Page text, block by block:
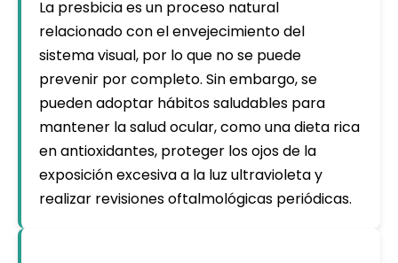
La presbicia es un proceso natural
relacionado con el envejecimiento del
sistema visual, por lo que no se puede
prevenir por completo. Sin embargo, se
pueden adoptar hábitos saludables para
mantener la salud ocular, como una dieta rica
en antioxidantes, proteger los ojos de la
exposición excesiva a la luz ultravioleta y
realizar revisiones oftalmológicas periódicas.